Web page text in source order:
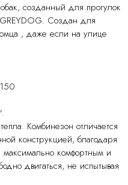
созданный для прогулок
Создан для
, даже если на улице
Комбинезон отличается
конструкцией, благодаря
максимально комфортным и
двигаться, не испытывая